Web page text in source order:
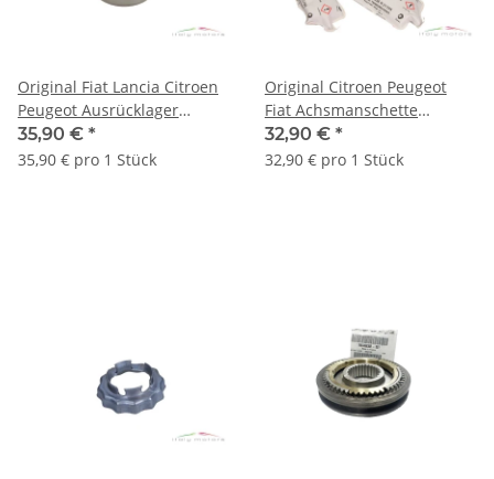
Original Fiat Lancia Citroen
Peugeot Ausrücklager
Kupplung 1611271480
35,90 € *
35,90 € pro 1 Stück
Original Citroen Peugeot
Fiat Achsmanschette
Getriebeseitig 1610816380
3287C1
32,90 € *
32,90 € pro 1 Stück